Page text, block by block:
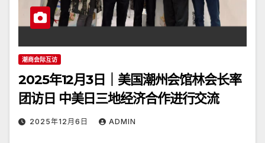
潮商会际互访
2025年12月3日｜美国潮州会馆林会长率
团访日 中美日三地经济合作进行交流
2025年12月6日 ADMIN